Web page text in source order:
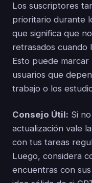
Los suscriptores
prioritario durante
que significa que
retrasados cuando
Esto puede
usuarios que
trabajo o los
Consejo Útil: Si
actualización vale
con tus tareas
Luego, considera
encuentras con